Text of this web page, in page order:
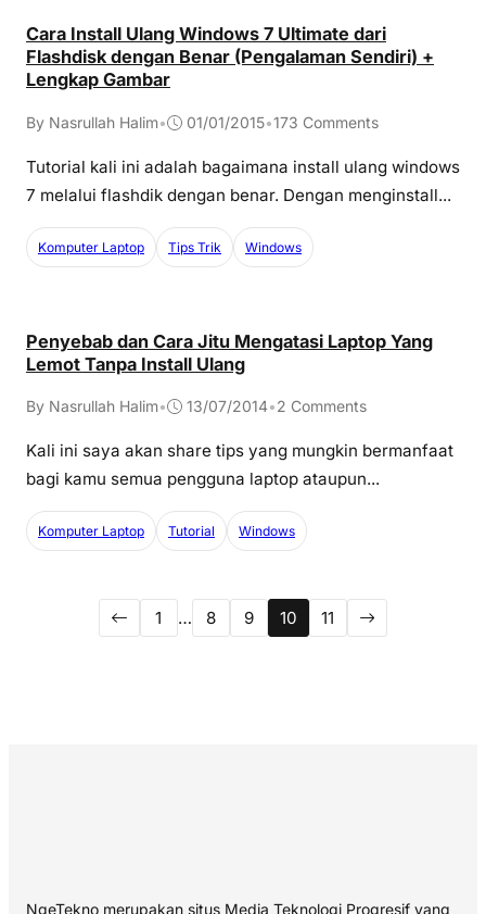
Cara Install Ulang Windows 7 Ultimate dari
Flashdisk dengan Benar (Pengalaman Sendiri) +
Lengkap Gambar
By Nasrullah Halim• 01/01/2015•173 Comments
Tutorial kali ini adalah bagaimana install ulang windows
7 melalui flashdik dengan benar. Dengan menginstall...
Komputer Laptop Tips Trik Windows
Penyebab dan Cara Jitu Mengatasi Laptop Yang
Lemot Tanpa Install Ulang
By Nasrullah Halim• 13/07/2014•2 Comments
Kali ini saya akan share tips yang mungkin bermanfaat
bagi kamu semua pengguna laptop ataupun...
Komputer Laptop Tutorial Windows
1 … 8 9 10 11
NgeTekno merupakan situs Media Teknologi Progresif yang